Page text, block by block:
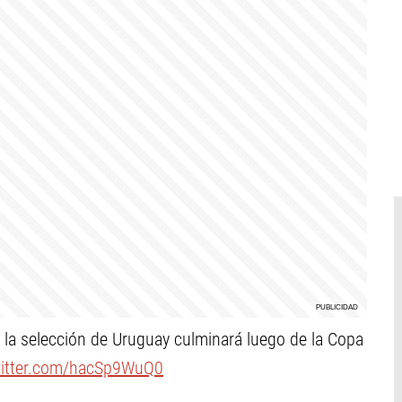
selección de Uruguay culminará luego de la Copa
hacSp9WuQ0